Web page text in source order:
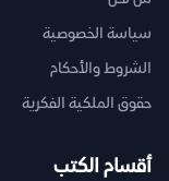
سياسة الخصوصية
الشروط والأحكام
حقوق الملكية الفكرية
أقسام الكتب